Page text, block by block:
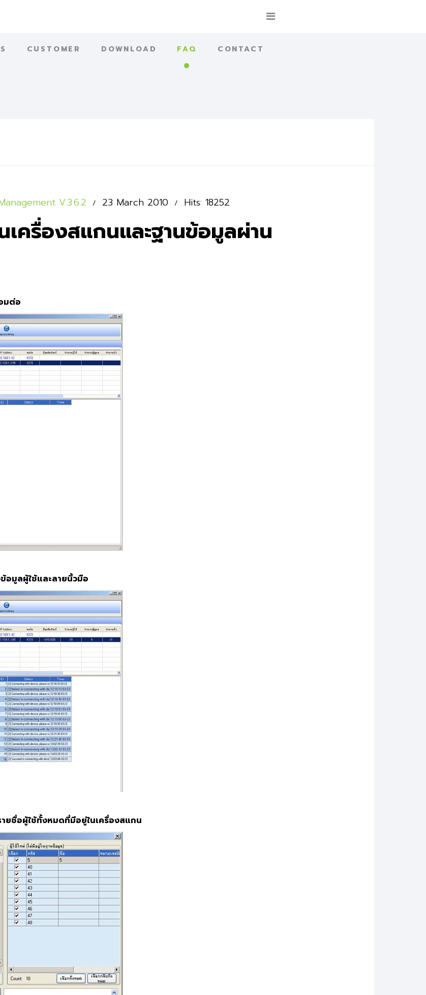
CUSTOMER DOWNLOAD FAQ CONTACT
V.3.6.2 23 March 2010 Hits: 18252
ครื่องสแกนและฐานข้อมูลผ่าน
มต่อ
อมูลผู้ใช้และลายนิ้วมือ
ยชื่อผู้ใช้ทั้งหมดที่มีอยู่ในเครื่องสแกน